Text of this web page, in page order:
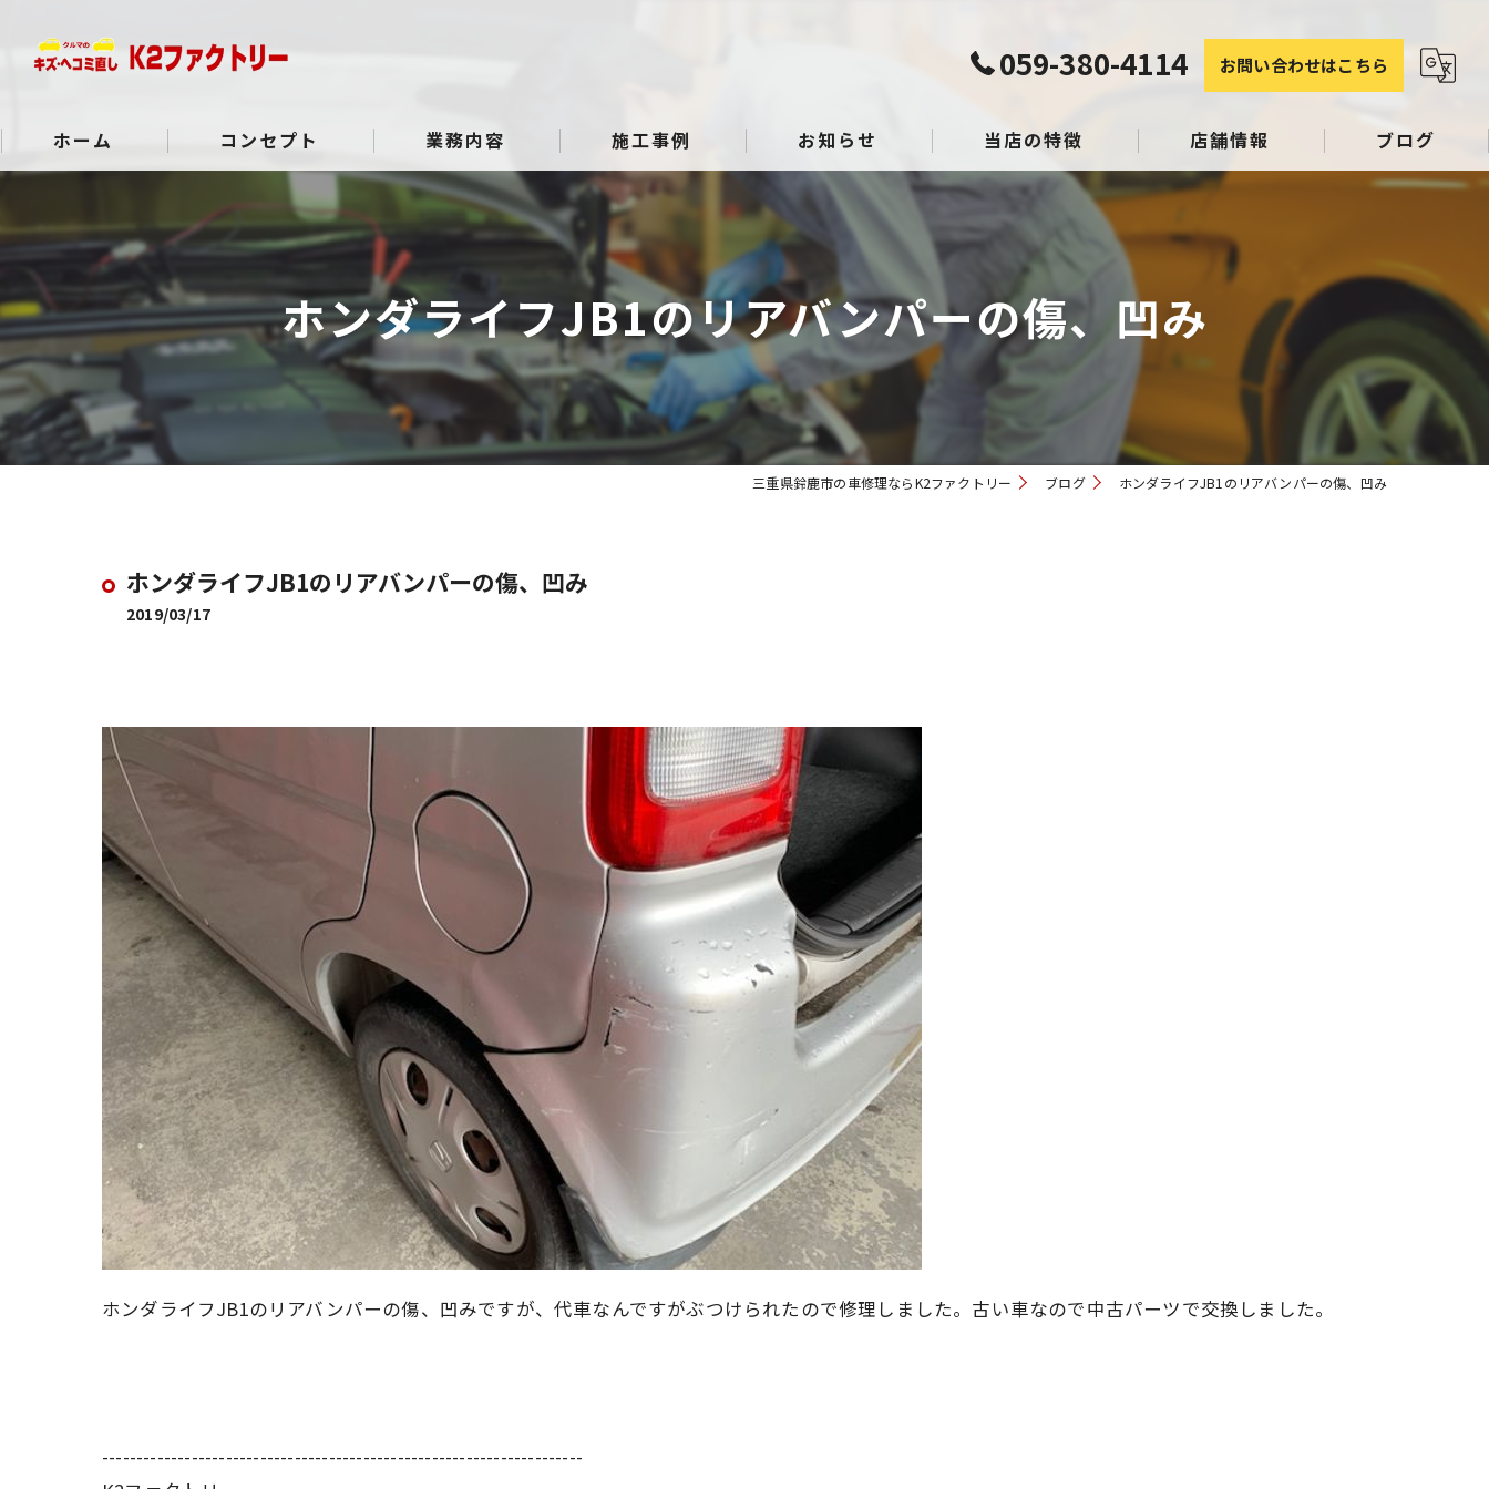
059-380-4114 お問い合わせはこちら
ホーム コンセプト 業務内容
よくある質問
施工事例 お知らせ 当店の特徴
整備
ガラスリペア
店舗情報 ブログ
ホンダライフJB1のリアバンパーの傷、凹み
三重県鈴鹿市の車修理ならK2ファクトリー ブログ ホンダライフJB1のリアバンパーの傷、凹み
ホンダライフJB1のリアバンパーの傷、凹み
2019/03/17
ホンダライフJB1のリアバンパーの傷、凹みですが、代車なんですがぶつけられたので修理しました。古い車なので中古パーツで交換しました。
----------------------------------------------------------------------